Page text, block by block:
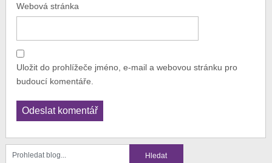
Webová stránka
Uložit do prohlížeče jméno, e-mail a webovou stránku pro
budoucí komentáře.